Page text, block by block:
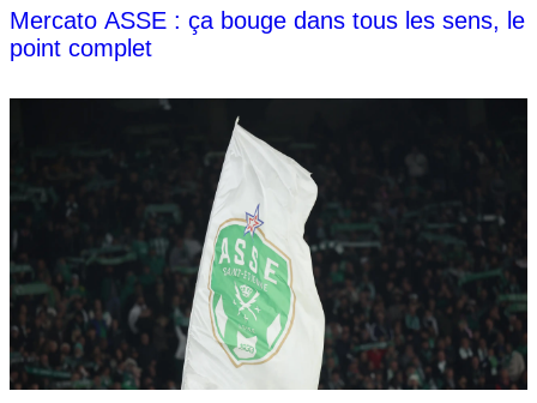
Mercato ASSE : ça bouge dans tous les sens, le
point complet